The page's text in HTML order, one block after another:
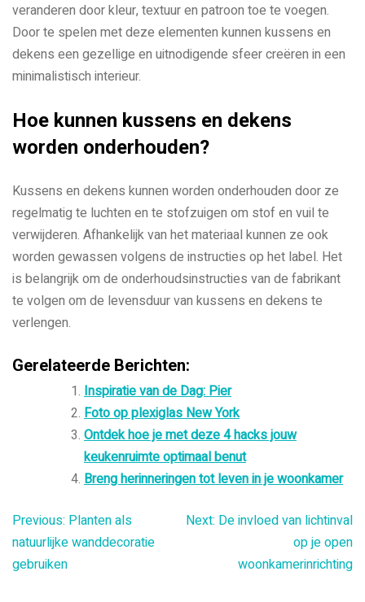
veranderen door kleur, textuur en patroon toe te voegen.
Door te spelen met deze elementen kunnen kussens en
dekens een gezellige en uitnodigende sfeer creëren in een
minimalistisch interieur.
Hoe kunnen kussens en dekens
worden onderhouden?
Kussens en dekens kunnen worden onderhouden door ze
regelmatig te luchten en te stofzuigen om stof en vuil te
verwijderen. Afhankelijk van het materiaal kunnen ze ook
worden gewassen volgens de instructies op het label. Het
is belangrijk om de onderhoudsinstructies van de fabrikant
te volgen om de levensduur van kussens en dekens te
verlengen.
Gerelateerde Berichten:
Inspiratie van de Dag: Pier
Foto op plexiglas New York
Ontdek hoe je met deze 4 hacks jouw
keukenruimte optimaal benut
Breng herinneringen tot leven in je woonkamer
Bericht
navigatie
Previous: Planten als
natuurlijke wanddecoratie
gebruiken
Next: De invloed van lichtinval
op je open
woonkamerinrichting